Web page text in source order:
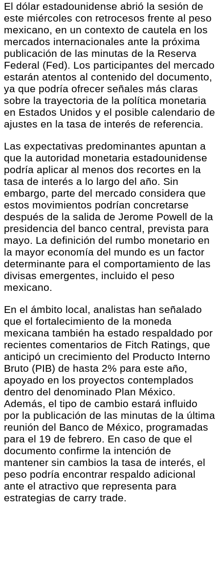
El dólar estadounidense abrió la sesión de
este miércoles con retrocesos frente al peso
mexicano, en un contexto de cautela en los
mercados internacionales ante la próxima
publicación de las minutas de la Reserva
Federal (Fed). Los participantes del mercado
estarán atentos al contenido del documento,
ya que podría ofrecer señales más claras
sobre la trayectoria de la política monetaria
en Estados Unidos y el posible calendario de
ajustes en la tasa de interés de referencia.
Las expectativas predominantes apuntan a
que la autoridad monetaria estadounidense
podría aplicar al menos dos recortes en la
tasa de interés a lo largo del año. Sin
embargo, parte del mercado considera que
estos movimientos podrían concretarse
después de la salida de Jerome Powell de la
presidencia del banco central, prevista para
mayo. La definición del rumbo monetario en
la mayor economía del mundo es un factor
determinante para el comportamiento de las
divisas emergentes, incluido el peso
mexicano.
En el ámbito local, analistas han señalado
que el fortalecimiento de la moneda
mexicana también ha estado respaldado por
recientes comentarios de Fitch Ratings, que
anticipó un crecimiento del Producto Interno
Bruto (PIB) de hasta 2% para este año,
apoyado en los proyectos contemplados
dentro del denominado Plan México.
Además, el tipo de cambio estará influido
por la publicación de las minutas de la última
reunión del Banco de México, programadas
para el 19 de febrero. En caso de que el
documento confirme la intención de
mantener sin cambios la tasa de interés, el
peso podría encontrar respaldo adicional
ante el atractivo que representa para
estrategias de carry trade.